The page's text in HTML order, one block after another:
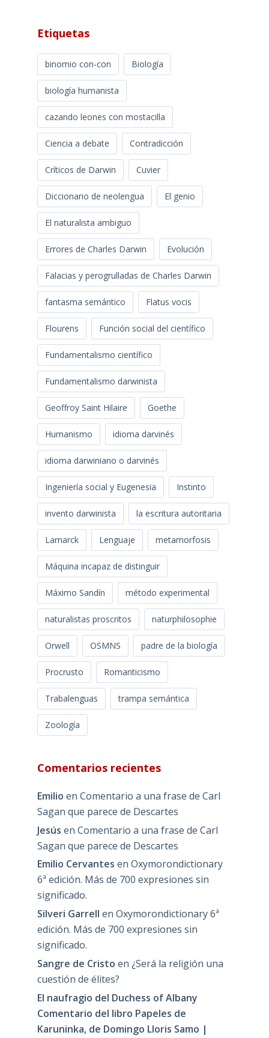
Etiquetas
binomio con-con Biología
biología humanista
cazando leones con mostacilla
Ciencia a debate Contradicción
Críticos de Darwin Cuvier
Diccionario de neolengua El genio
El naturalista ambiguo
Errores de Charles Darwin Evolución
Falacias y perogrulladas de Charles Darwin
fantasma semántico Flatus vocis
Flourens Función social del científico
Fundamentalismo científico
Fundamentalismo darwinista
Geoffroy Saint Hilaire Goethe
Humanismo idioma darvinés
idioma darwiniano o darvinés
Ingeniería social y Eugenesia Instinto
invento darwinista la escritura autoritaria
Lamarck Lenguaje metamorfosis
Máquina incapaz de distinguir
Máximo Sandín método experimental
naturalistas proscritos naturphilosophie
Orwell OSMNS padre de la biología
Procrusto Romanticismo
Trabalenguas trampa semántica
Zoología
Comentarios recientes
Emilio en Comentario a una frase de Carl
Sagan que parece de Descartes
Jesús en Comentario a una frase de Carl
Sagan que parece de Descartes
Emilio Cervantes en Oxymorondictionary
6ª edición. Más de 700 expresiones sin
significado.
Silveri Garrell en Oxymorondictionary 6ª
edición. Más de 700 expresiones sin
significado.
Sangre de Cristo en ¿Será la religión una
cuestión de élites?
El naufragio del Duchess of Albany
Comentario del libro Papeles de
Karuninka, de Domingo Lloris Samo |